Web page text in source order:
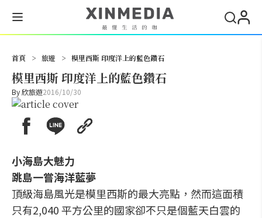
首頁 > 旅遊 > 模里西斯 印度洋上的藍色鑽石
模里西斯 印度洋上的藍色鑽石
By欣旅遊2016/10/30
小海島大魅力
跳島一嘗海洋藍夢
頂級海島風光是模里西斯的最大亮點，然而這面積
只有2,040 平方公里的國家卻不只是個藍天白雲的